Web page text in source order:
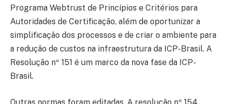
Programa Webtrust de Princípios e Critérios para
Autoridades de Certificação, além de oportunizar a
simplificação dos processos e de criar o ambiente para
a redução de custos na infraestrutura da ICP-Brasil. A
Resolução nº 151 é um marco da nova fase da ICP-
Brasil.
Outras normas foram editadas. A resolução nº 154